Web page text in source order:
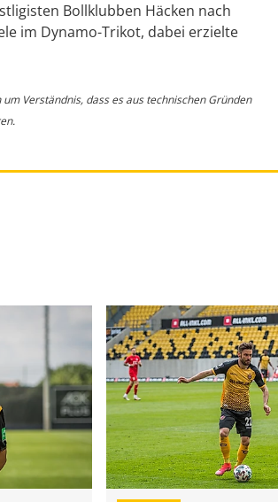
Bollklubben Häcken nach
im Dynamo-Trikot, dabei erzielte
Verständnis, dass es aus technischen Gründen